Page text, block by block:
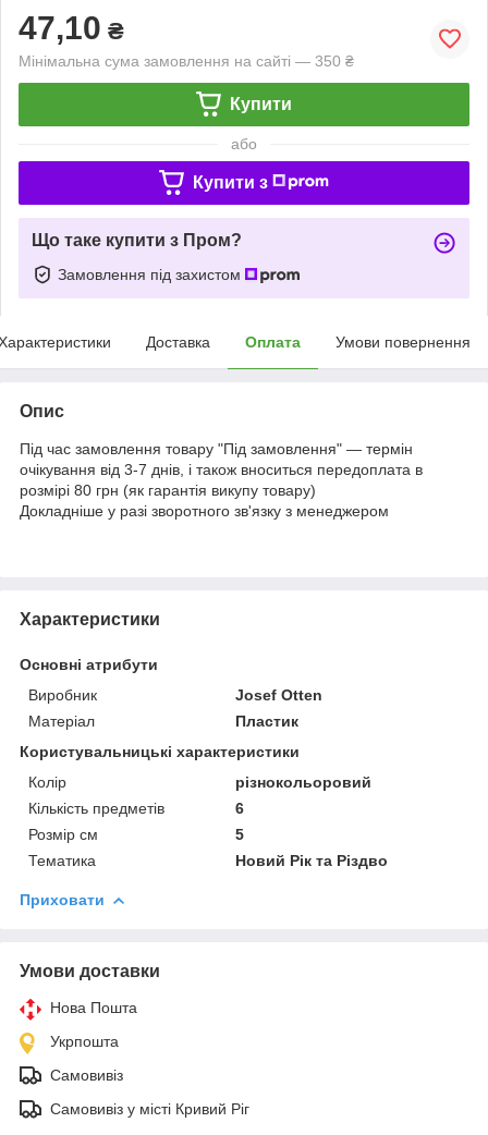
47,10 ₴
Мінімальна сума замовлення на сайті — 350 ₴
Купити
або
Купити з
Що таке купити з Пром?
Замовлення під захистом
Доставка Оплата Умови повернення
Опис
Під час замовлення товару "Під замовлення" — термін
очікування від 3-7 днів, і також вноситься передоплата в
розмірі 80 грн (як гарантія викупу товару)
Докладніше у разі зворотного зв'язку з менеджером
Характеристики
Основні атрибути
Виробник
Josef Otten
Матеріал
Пластик
Користувальницькі характеристики
Колір
різнокольоровий
Кількість предметів
6
Розмір см
5
Тематика
Новий Рік та Різдво
Приховати
Умови доставки
Нова Пошта
Укрпошта
Самовивіз
Самовивіз у місті Кривий Ріг